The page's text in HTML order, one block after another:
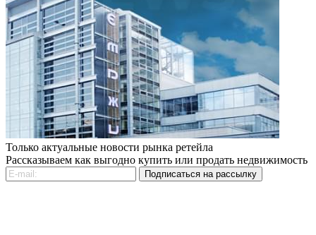
Только актуальные новости рынка ретейла
Рассказываем как выгодно купить или продать недвижимость